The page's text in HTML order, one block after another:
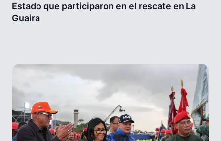
Estado que participaron en el rescate en La
Guaira